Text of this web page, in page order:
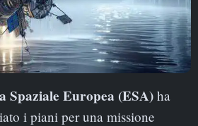
Spaziale Europea (ESA) ha
i piani per una missione